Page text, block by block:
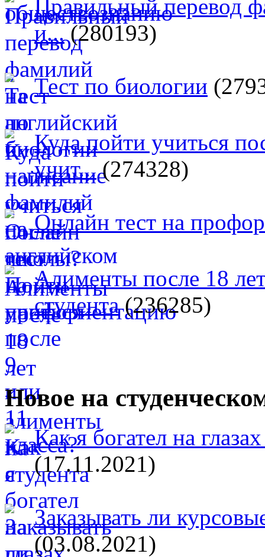
Правильный перевод
и...(280193)
Тест по биологии
Куда пойти учиться
учит...(274328)
Онлайн тест на
Алименты после 18
студента(236285)
Новое на
Как я богател на
(17.11.2021)
Заказывать ли
(03.08.2021)